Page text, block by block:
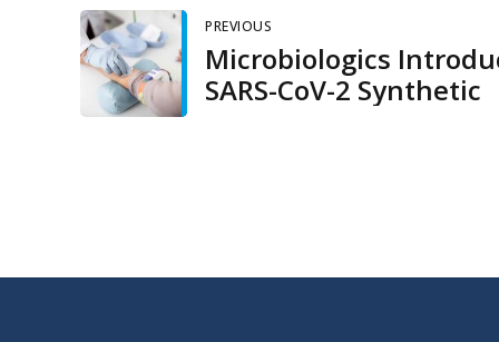
PREVIOUS
Microbiologics
SARS-CoV-2 Synthetic